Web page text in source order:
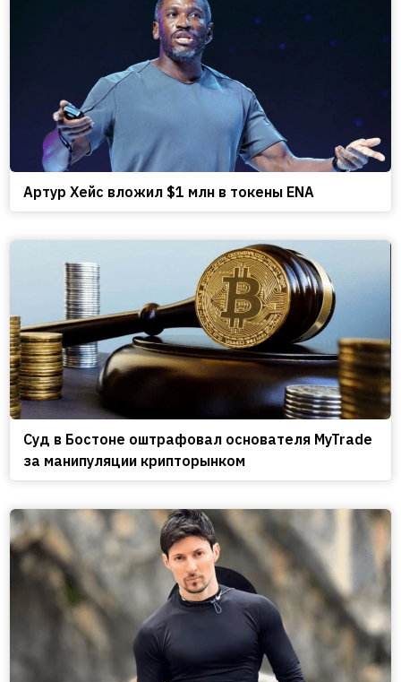
Артур Хейс вложил $1 млн в токены ENA
Cуд в Бостоне оштрафовал основателя MyTrade
за манипуляции крипторынком